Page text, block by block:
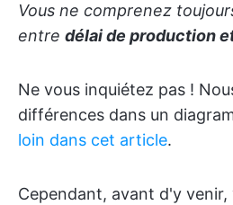
Vous ne comprenez
entre délai de production
Ne vous inquiétez pas !
différences dans un
loin dans cet article.
Cependant, avant d'y venir,